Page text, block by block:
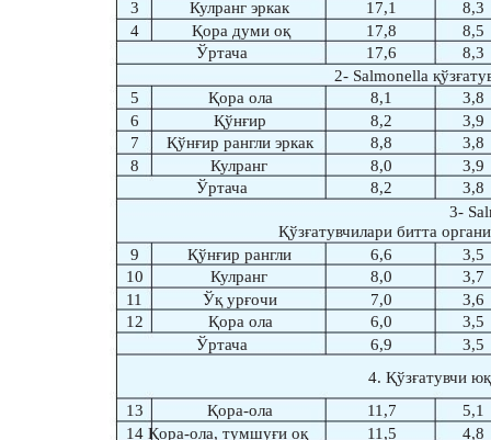
3
Кулранг эркак 17,1
8,3
4
Қора думи оқ 17,8
8,5
Ўртача
17,6
8,3
2- Salmonella
5
Қора ола 8,1
3,8
6
Қўнғир 8,2
3,9
7
Қўнғир рангли эркак 8,8
3,8
8
Кулранг 8,0
3,9
Ўртача
8,2
3,8
3-
Қўзғатувчилари битта
9
Қўнғир рангли 6,6
3,5
10
Кулранг 8,0
3,7
11
Ўқ урғочи 7,0
3,6
12
Қора ола 6,0
3,5
Ўртача
6,9
3,5
4. Қўзғатувчи
13
Қора-ола 11,7
5,1
14 Қора-ола, тумшуғи оқ
11,5
4,8